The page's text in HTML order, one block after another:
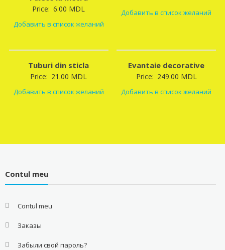
Price: 6.00 MDL
Добавить в список желаний
Добавить в список желаний
Tuburi din sticla
Price: 21.00 MDL
Добавить в список желаний
Evantaie decorative
Price: 249.00 MDL
Добавить в список желаний
Contul meu
Contul meu
Заказы
Забыли свой пароль?